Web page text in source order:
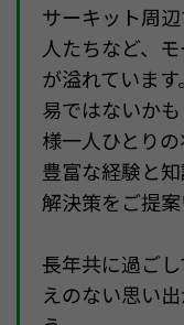
サーキット周
人たちなど、
が溢れていま
易ではないか
様一人ひとりの
豊富な経験と
解決策をご提案
長年共に過ご
えのない思い